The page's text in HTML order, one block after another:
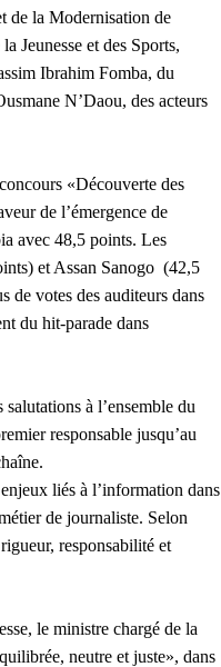
de la Modernisation de
Jeunesse et des Sports,
Ibrahim Fomba, du
N’Daou, des acteurs
«Découverte des
de l’émergence de
avec 48,5 points. Les
et Assan Sanogo (42,5
de votes des auditeurs dans
du hit-parade dans
à l’ensemble du
responsable jusqu’au
liés à l’information dans
de journaliste. Selon
responsabilité et
le ministre chargé de la
neutre et juste», dans